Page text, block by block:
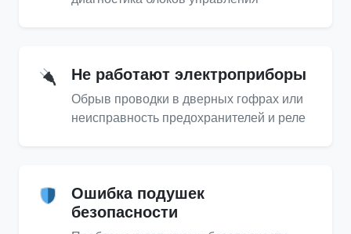
Не работают электроприборы
Обрыв проводки в дверных гофрах или
неисправность предохранителей и реле
Ошибка подушек
безопасности